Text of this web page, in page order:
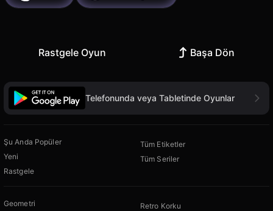
Rastgele Oyun Başa Dön
Telefonunda veya Tabletinde Oyunlar
Şu Anda Popüler
Yeni
Rastgele
Tüm Etiketler
Tüm Seriler
Geometri
Retro Korku